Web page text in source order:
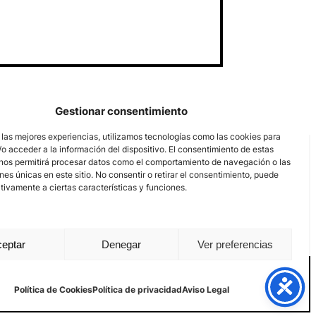
Gestionar consentimiento
mejores experiencias, utilizamos tecnologías como las cookies para
acceder a la información del dispositivo. El consentimiento de estas
permitirá procesar datos como el comportamiento de navegación o las
únicas en este sitio. No consentir o retirar el consentimiento, puede
a ciertas características y funciones.
Denegar Ver preferencias
Política de CookiesPolítica de privacidadAviso Legal
Política de Cookies